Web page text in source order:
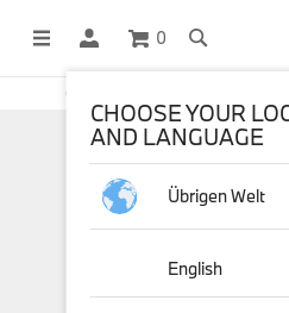
0
OFFICIAL BMW LIFESTYLE SHOP
CHOOSE YOUR
AND LANGUAGE
Übrigen Welt
English